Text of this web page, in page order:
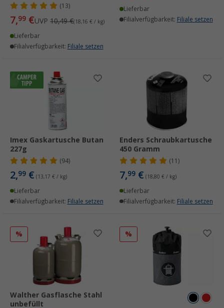
(13)
7,99 €UVP 10,49 €(18,16 € / kg)
Lieferbar
Filialverfügbarkeit: Filiale setzen
Lieferbar
Filialverfügbarkeit: Filiale setzen
Imex Gaskartusche Butan
227g
(94)
2,99 € (13,17 € / kg)
Lieferbar
Filialverfügbarkeit: Filiale setzen
Enders Schraubkartusche
450 Gramm
(11)
7,99 € (18,80 € / kg)
Lieferbar
Filialverfügbarkeit: Filiale setzen
%
Walther Gasflasche Stahl
unbefüllt
%